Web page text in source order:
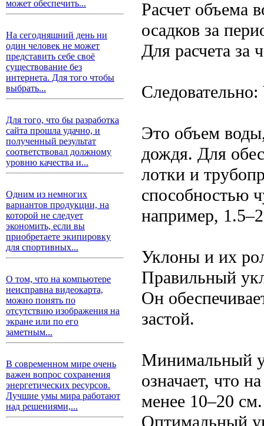
может обеспечить...
На сегодняшний день ни
один человек не может
представить себе своё
существование без
интернета. Для того чтобы
выбрать...
Для того, что бы разработка
сайта прошла удачно, и
полученный результат
соответствовал должному
уровню качества и...
Одним из немногих
вариантов продукции, на
которой не следует
экономить, если вы
приобретаете экипировку
для спортивных...
О том, что на компьютере
неисправна видеокарта,
можно понять по
отсутствию изображения на
экране или по его
заметным...
В современном мире очень
важен вопрос сохранения
энергетических ресурсов.
Лучшие умы мира работают
над решениями,...
Расчет объема
осадков за
Для расчета за
Это объем
дождя. Для
лотки и
способностью
например,
Уклоны и их
Правильный
Он
застой.
Минимальный
означает, что
менее 10–20 см.
Оптимальный